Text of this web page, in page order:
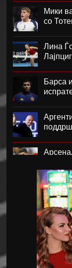
Мики
со
Лина
Лајпциг
Барса
ПСЖ го
Монако